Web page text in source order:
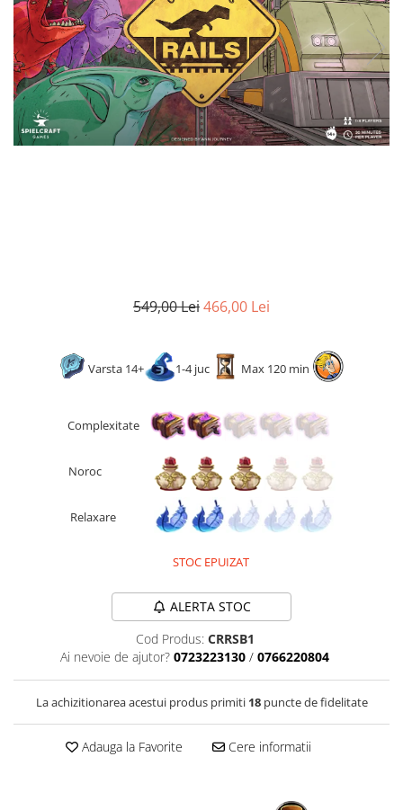
2 - 4 jucători
5 - 6 jucători
7+ jucători
Categoriile Noastre
Premiate internațional
Colecția personală
Tematică
Fantastice
Amuzante
549,00 Lei466,00 Lei
Varsta 14+ 1-4 juc Max 120 min
Complexitate
Noroc
Relaxare
STOC EPUIZAT
ALERTA STOC
Cod Produs: CRRSB1
Ai nevoie de ajutor? 0723223130 / 0766220804
La achizitionarea acestui produs primiti 18puncte de fidelitate
Adauga la Favorite Cere informatii